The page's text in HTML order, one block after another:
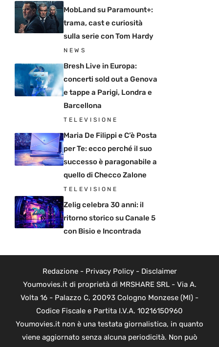
MobLand su Paramount+:
trama, cast e curiosità
sulla serie con Tom Hardy
NEWS
Bresh Live in Europa:
concerti sold out a Genova
e tappe a Parigi, Londra e
Barcellona
TELEVISIONE
Maria De Filippi e C’è Posta
per Te: ecco perché il suo
successo è paragonabile a
quello di Checco Zalone
TELEVISIONE
Zelig celebra 30 anni: il
ritorno storico su Canale 5
con Bisio e Incontrada
Redazione- Privacy Policy- Disclaimer
Youmovies.it di proprietà di MRSHARE SRL - Via A.
Volta 16 - Palazzo C, 20093 Cologno Monzese (MI) -
Codice Fiscale e Partita I.V.A. 10216150960
Youmovies.it non è una testata giornalistica, in quanto
viene aggiornato senza alcuna periodicità. Non può